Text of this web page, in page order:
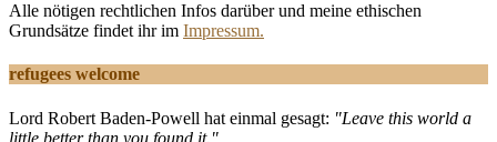
Alle nötigen rechtlichen Infos darüber und meine ethischen
Grundsätze findet ihr im Impressum.
refugees welcome
Lord Robert Baden-Powell hat einmal gesagt: "Leave this world a
little better than you found it."